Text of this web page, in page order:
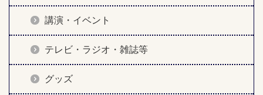
講演・イベント
テレビ・ラジオ・雑誌等
グッズ